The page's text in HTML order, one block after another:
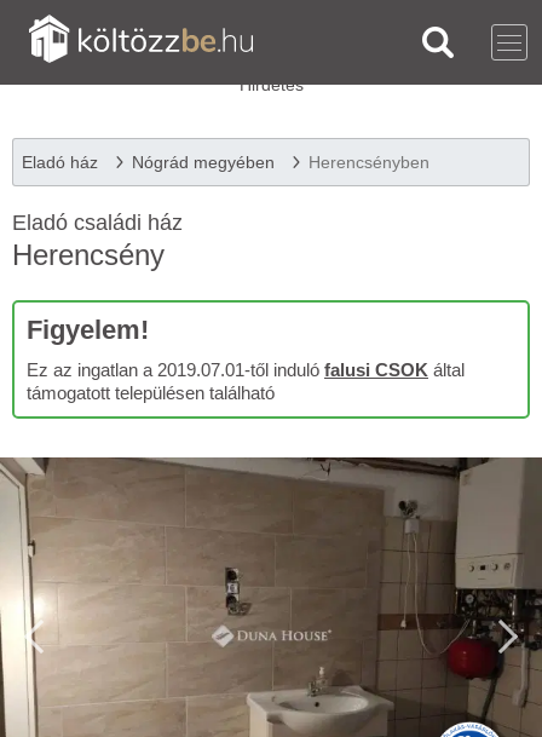
Eladó ház Nógrád megyében Herencsényben
Eladó családi ház
Herencsény
Figyelem!
Ez az ingatlan a 2019.07.01-től induló falusi CSOK által
támogatott településen található